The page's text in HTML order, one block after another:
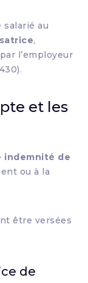
au
,
l’employeur
et les
indemnité de
ou à la
être versées
de